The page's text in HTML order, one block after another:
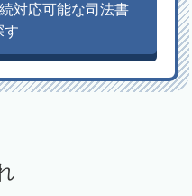
対応可能な司法書
す